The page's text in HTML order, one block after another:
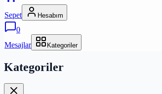
Sepet Hesabım
0
Mesajlar
Kategoriler
Kategoriler